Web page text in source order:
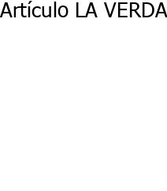
Artículo LA